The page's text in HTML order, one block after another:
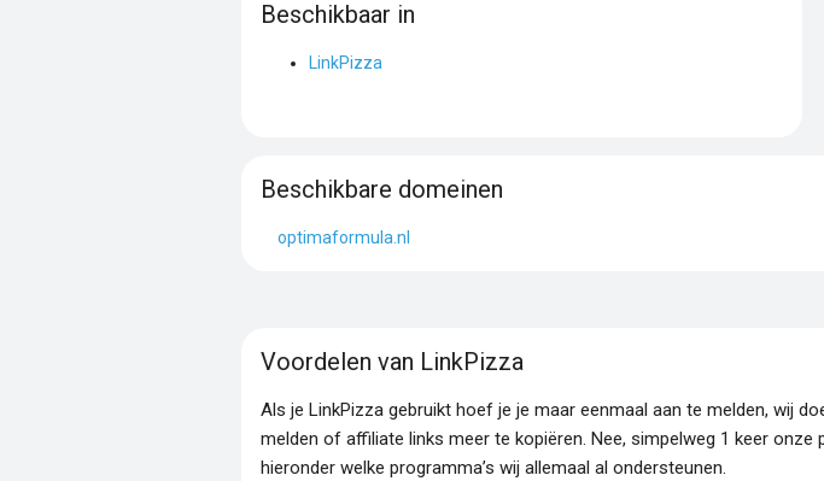
Beschikbaar in
LinkPizza
Beschikbare domeinen
optimaformula.nl
Voordelen van LinkPizza
Als je LinkPizza gebruikt hoef je je maar eenmaal aan te melden, wij
melden of affiliate links meer te kopiëren. Nee, simpelweg 1 keer
hieronder welke programma’s wij allemaal al ondersteunen.